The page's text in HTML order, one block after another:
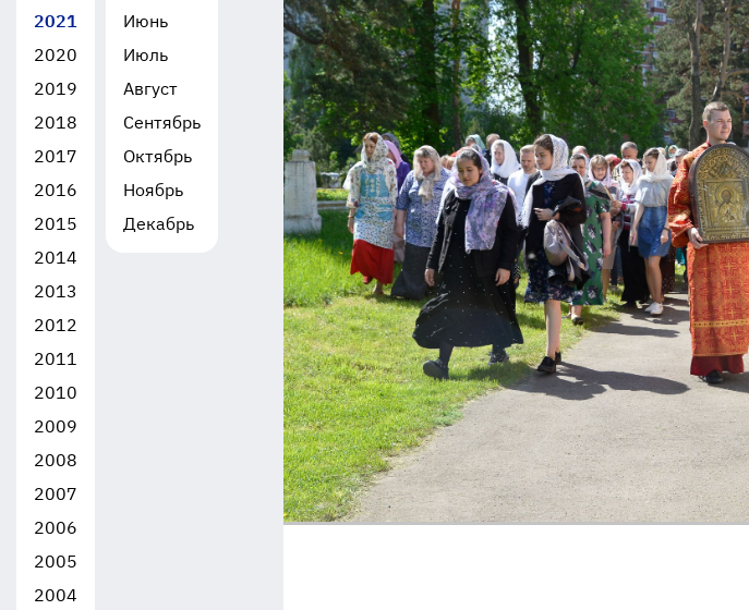
2021
2020
2019
2018
2017
2016
2015
2014
2013
2012
2011
2010
2009
2008
2007
2006
2005
2004
Июнь
Июль
Август
Сентябрь
Октябрь
Ноябрь
Декабрь